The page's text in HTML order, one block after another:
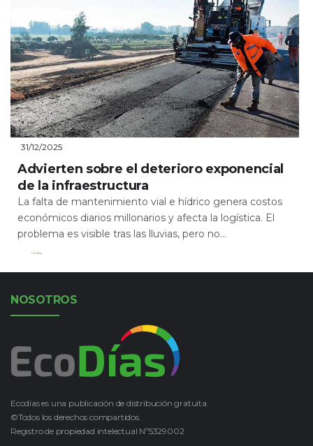
31/12/2025
Advierten sobre el deterioro exponencial
de la infraestructura
La falta de mantenimiento vial e hídrico genera costos
económicos diarios millonarios y afecta la logística. El
problema es visible tras las lluvias, pero no...
Leer Más
NOSOTROS
Ecodías es una publicación de distribución gratuita.
©Todos los derechos compartidos.
Registro de propiedad intelectual Nº5329002